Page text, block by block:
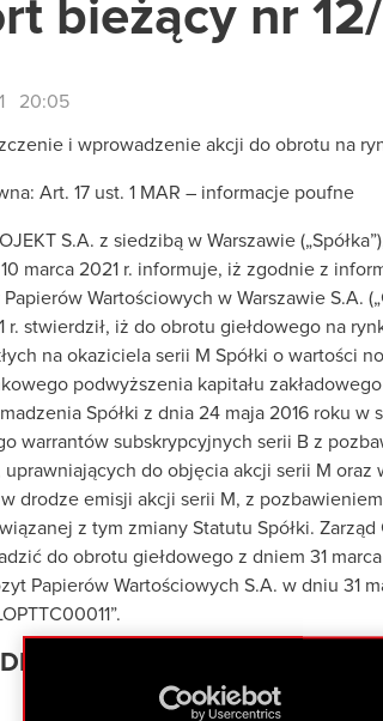
bieżący nr
20:05
i wprowadzenie akcji do obrotu na
Art. 17 ust. 1 MAR – informacje poufne
S.A. z siedzibą w Warszawie
10 marca 2021 r. informuje, iż zgodnie z
Papierów Wartościowych w Warszawie S.A.
r. stwierdził, iż do obrotu giełdowego na
na okaziciela serii M Spółki o wartości
podwyższenia kapitału
Spółki z dnia 24 maja 2016 roku
warrantów subskrypcyjnych serii B z
uprawniających do objęcia akcji serii M oraz
drodze emisji akcji serii M, z
z tym zmiany Statutu Spółki.
do obrotu giełdowego z dniem 31
Papierów Wartościowych S.A. w dniu 31